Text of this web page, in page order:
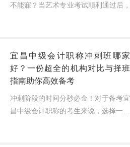
不能寐？当艺术专业考试顺利通过后
的"临门一脚"！最近不少济南的家长
宜昌中级会计职称冲刺班哪家
好？一份超全的机构对比与择班
指南助你高效备考
冲刺阶段的时间分秒必金！对于备考宜
昌中级会计职称的考生来说，选择一个